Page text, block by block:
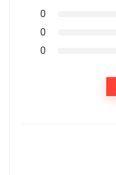
0
0
0